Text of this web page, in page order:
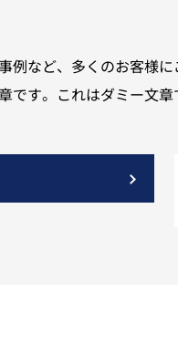
例など、多くのお客様
です。これはダミー文